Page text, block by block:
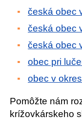
česká obec
česká obec
česká obec
obec pri
obec v
Pomôžte nám
krížovkárskeho